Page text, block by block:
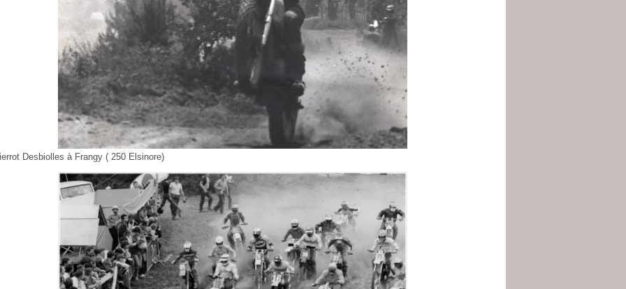
Desbiolles à Frangy ( 250 Elsinore)